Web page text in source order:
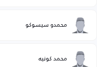
محمدو سيسوكو
محمد كونيه